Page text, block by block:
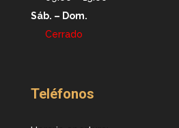
Sáb. – Dom.
Cerrado
Teléfonos